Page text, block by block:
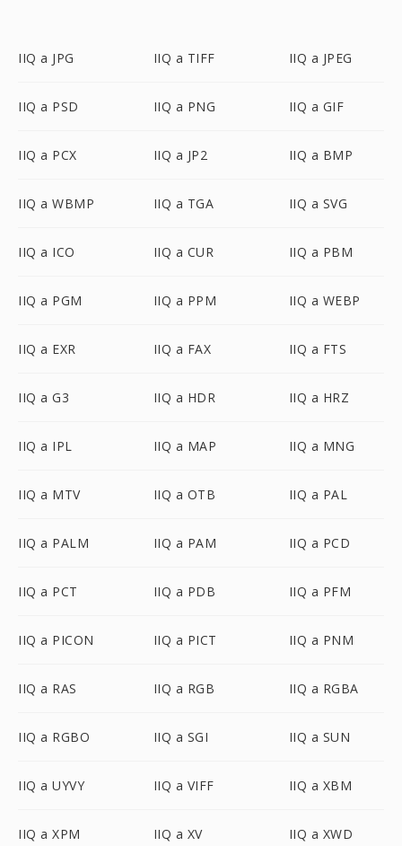
IIQ a JPG IIQ a TIFF IIQ a JPEG
IIQ a PSD IIQ a PNG IIQ a GIF
IIQ a PCX IIQ a JP2 IIQ a BMP
IIQ a WBMP IIQ a TGA IIQ a SVG
IIQ a ICO IIQ a CUR IIQ a PBM
IIQ a PGM IIQ a PPM IIQ a WEBP
IIQ a EXR IIQ a FAX IIQ a FTS
IIQ a G3 IIQ a HDR IIQ a HRZ
IIQ a IPL IIQ a MAP IIQ a MNG
IIQ a MTV IIQ a OTB IIQ a PAL
IIQ a PALM IIQ a PAM IIQ a PCD
IIQ a PCT IIQ a PDB IIQ a PFM
IIQ a PICON IIQ a PICT IIQ a PNM
IIQ a RAS IIQ a RGB IIQ a RGBA
IIQ a RGBO IIQ a SGI IIQ a SUN
IIQ a UYVY IIQ a VIFF IIQ a XBM
IIQ a XPM IIQ a XV IIQ a XWD